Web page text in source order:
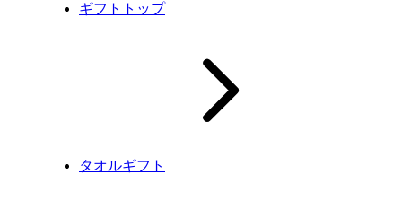
ギフトトップ
タオルギフト